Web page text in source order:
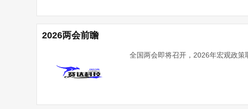
2026两会前瞻
全国两会即将召开，2026年宏观政策